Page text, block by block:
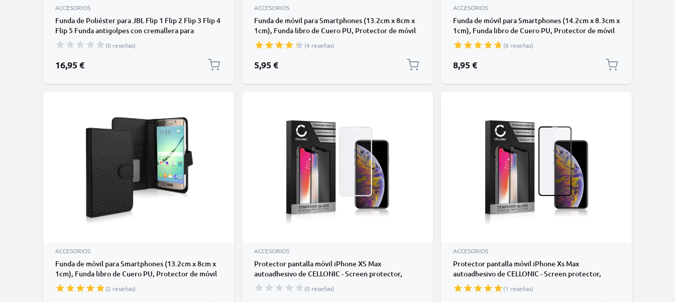
ACCESORIOS
Funda de Poliéster para JBL Flip 1 Flip 2 Flip 3 Flip 4
Flip 5 Funda antigolpes con cremallera para
altavoces bluetooth - Funda acolchada de 18 x 7 x
7,4 cm en negro, Hard case
(0 reseñas)
16,95 €
ACCESORIOS
Funda de móvil para Smartphones (13.2cm x 8cm x
1cm), Funda libro de Cuero PU, Protector de móvil
con cierre magnético y tarjetero de color negro,
Shockproof Phone Case
(4 reseñas)
5,95 €
ACCESORIOS
Funda de móvil para Smartphones (14.2cm x 8.3cm x
1cm), Funda libro de Cuero PU, Protector de móvil
con cierre magnético y tarjetero de color negro,
Shockproof Phone Case
(6 reseñas)
8,95 €
ACCESORIOS
Funda de móvil para Smartphones (13.2cm x 8cm x
1cm), Funda libro de Cuero PU, Protector de móvil
con cierre magnético y tarjetero de color negro,
Shockproof Phone Case
(2 reseñas)
ACCESORIOS
Protector pantalla móvil iPhone XS Max
autoadhesivo de CELLONIC - Screen protector,
(Calidad HD / 3D Full Cover / 0,33mm / 9H)
(0 reseñas)
ACCESORIOS
Protector pantalla móvil iPhone Xs Max
autoadhesivo de CELLONIC - Screen protector,
(Calidad HD / 3D Full Cover / 0,33mm / 9H)
(1 reseñas)